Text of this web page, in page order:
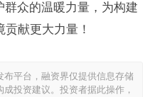
群众的温暖力量，为构建
献更大力量！
平台，融资界仅提供信息存储
投资建议。投资者据此操作，